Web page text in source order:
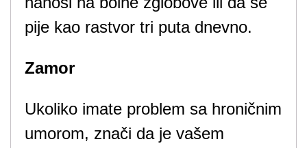
pije kao rastvor tri puta dnevno.
Zamor
Ukoliko imate problem sa hroničnim
umorom, znači da je vašem